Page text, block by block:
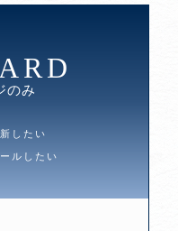
のみ
したい
ルしたい